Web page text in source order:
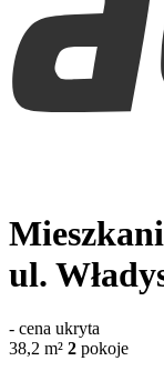
ul.
- cena ukryta
38,2 m² 2 pokoje